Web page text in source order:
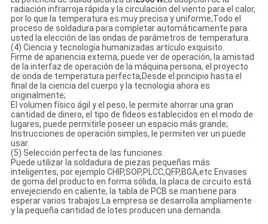
radiación infrarroja rápida y la circulación del viento para el calor,
por lo que la temperatura es muy precisa y uniforme,Todo el
proceso de soldadura para completar automáticamente para
usted la elección de las ondas de parámetros de temperatura.
(4) Ciencia y tecnología humanizadas artículo exquisito.
Firme de apariencia externa, puede ver de operación, la amistad
de la interfaz de operación de la máquina persona, el proyecto
de onda de temperatura perfecta,Desde el principio hasta el
final de la ciencia del cuerpo y la tecnología ahora es
originalmente;
El volumen físico ágil y el peso, le permite ahorrar una gran
cantidad de dinero, el tipo de fideos establecidos en el modo de
lugares, puede permitirle poseer un espacio más grande;
Instrucciones de operación simples, le permiten ver un puede
usar.
(5) Selección perfecta de las funciones.
Puede utilizar la soldadura de piezas pequeñas más
inteligentes, por ejemplo CHIP,SOP,PLCC,QFP,BGA,etc.Envases
de goma del producto en forma sólida, la placa de circuito está
envejeciendo en caliente, la tabla de PCB se mantiene para
esperar varios trabajos.La empresa se desarrolla ampliamente
y la pequeña cantidad de lotes producen una demanda.